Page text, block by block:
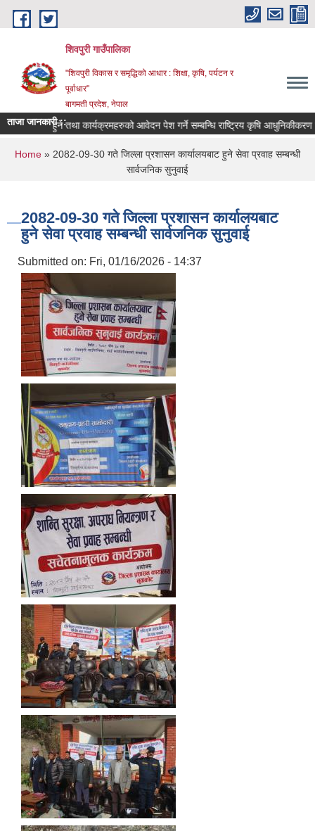
Skip to main content
शिवपुरी गाउँपालिका
"शिवपुरी विकास र समृद्धिको आधार : शिक्षा, कृषि, पर्यटन र
पूर्वाधार"
बागमती प्रदेश, नेपाल
ताजा जानकारी ::
हुने तथा कार्यक्रमहरुको आवेदन पेश गर्ने सम्बन्धि राष्ट्रिय कृषि आधुनिकीकरण
You are here
Home » 2082-09-30 गते जिल्ला प्रशासन कार्यालयबाट हुने सेवा प्रवाह सम्बन्धी
सार्वजनिक सुनुवाई
2082-09-30 गते जिल्ला प्रशासन कार्यालयबाट
हुने सेवा प्रवाह सम्बन्धी सार्वजनिक सुनुवाई
Submitted on: Fri, 01/16/2026 - 14:37